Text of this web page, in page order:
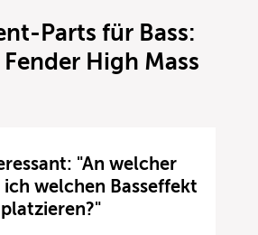
Parts für Bass:
High Mass
"An welcher
ich welchen Basseffekt
platzieren?"